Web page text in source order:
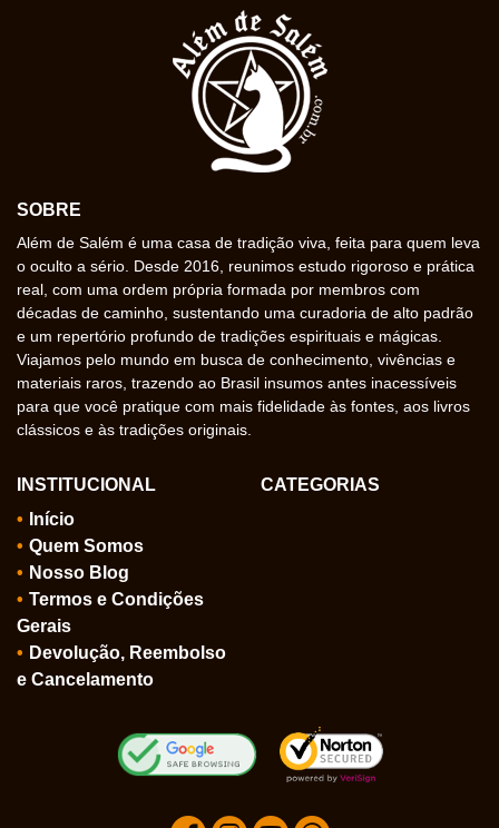
SOBRE
Além de Salém é uma casa de tradição viva, feita para quem leva
o oculto a sério. Desde 2016, reunimos estudo rigoroso e prática
real, com uma ordem própria formada por membros com
décadas de caminho, sustentando uma curadoria de alto padrão
e um repertório profundo de tradições espirituais e mágicas.
Viajamos pelo mundo em busca de conhecimento, vivências e
materiais raros, trazendo ao Brasil insumos antes inacessíveis
para que você pratique com mais fidelidade às fontes, aos livros
clássicos e às tradições originais.
INSTITUCIONAL
Início
Quem Somos
Nosso Blog
Termos e Condições
Gerais
Devolução, Reembolso
e Cancelamento
CATEGORIAS